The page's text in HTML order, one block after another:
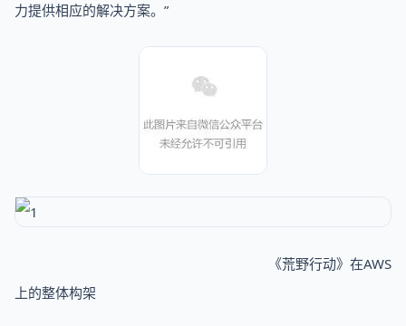
力提供相应的解决方案。”
《荒野行动》在AWS
上的整体构架